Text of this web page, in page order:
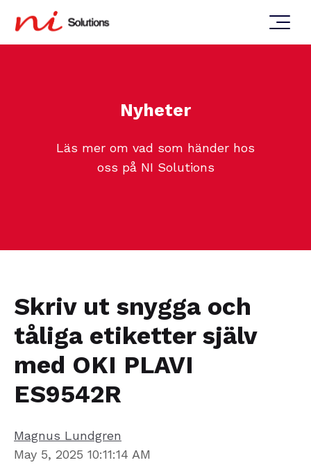
Nyheter
Läs mer om vad som händer hos
oss på NI Solutions
Skriv ut snygga och
tåliga etiketter själv
med OKI PLAVI
ES9542R
Magnus Lundgren
May 5, 2025 10:11:14 AM